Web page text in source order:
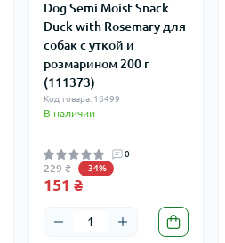
Dog Semi Moist Snack
Duck with Rosemary для
собак с уткой и
розмарином 200 г
(111373)
Код товара: 16499
В наличии
0
229 ₴ -34%
151 ₴